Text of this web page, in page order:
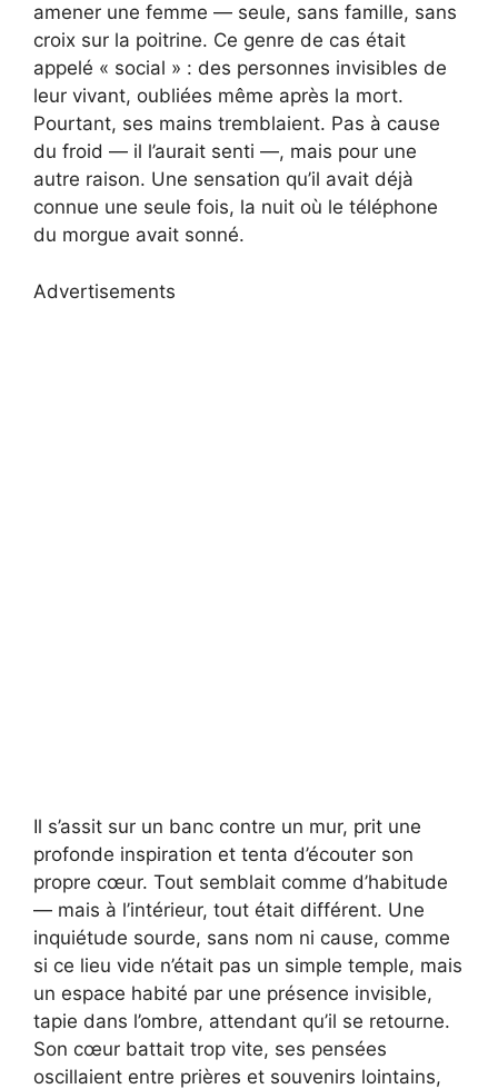
amener une femme — seule, sans famille, sans
croix sur la poitrine. Ce genre de cas était
appelé « social » : des personnes invisibles de
leur vivant, oubliées même après la mort.
Pourtant, ses mains tremblaient. Pas à cause
du froid — il l’aurait senti —, mais pour une
autre raison. Une sensation qu’il avait déjà
connue une seule fois, la nuit où le téléphone
du morgue avait sonné.
Advertisements
Il s’assit sur un banc contre un mur, prit une
profonde inspiration et tenta d’écouter son
propre cœur. Tout semblait comme d’habitude
— mais à l’intérieur, tout était différent. Une
inquiétude sourde, sans nom ni cause, comme
si ce lieu vide n’était pas un simple temple, mais
un espace habité par une présence invisible,
tapie dans l’ombre, attendant qu’il se retourne.
Son cœur battait trop vite, ses pensées
oscillaient entre prières et souvenirs lointains,